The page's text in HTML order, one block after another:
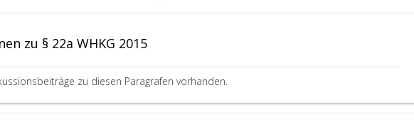
zu § 22a WHKG 2015
zu diesen Paragrafen vorhanden.